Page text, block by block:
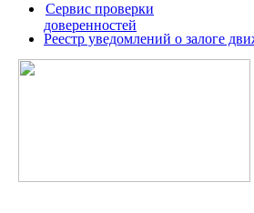
Сервис проверки
доверенностей
Реестр уведомлений о залоге